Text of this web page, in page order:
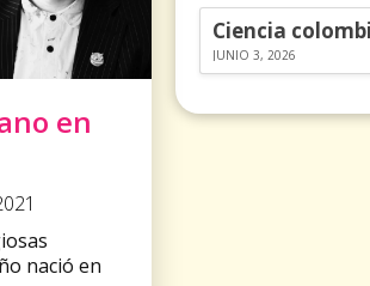
en
nació en
JUNIO 3, 2026